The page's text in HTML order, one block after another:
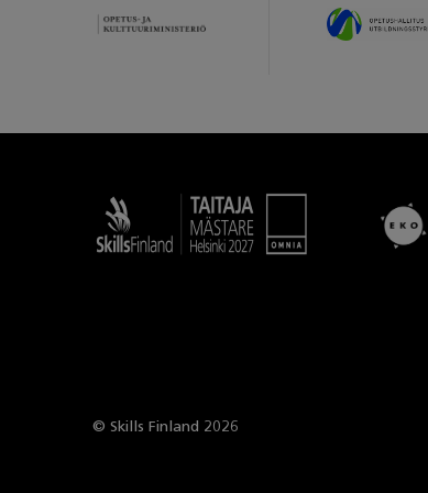
Taitaja
© Skills Finland 2026